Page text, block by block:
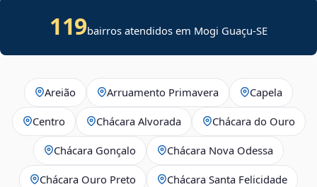
119bairros atendidos em Mogi Guaçu-SE
Areião Arruamento Primavera Capela
Centro Chácara Alvorada Chácara do Ouro
Chácara Gonçalo Chácara Nova Odessa
Chácara Ouro Preto Chácara Santa Felicidade